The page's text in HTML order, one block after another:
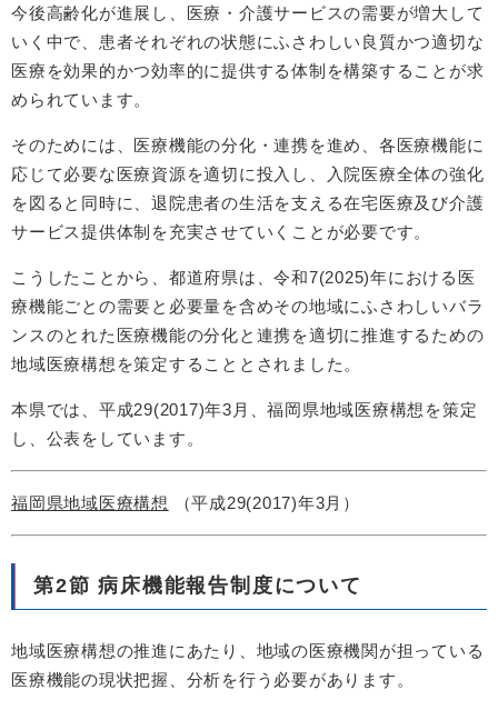
今後高齢化が進展し、医療・介護サービスの需要が増大して
いく中で、患者それぞれの状態にふさわしい良質かつ適切な
医療を効果的かつ効率的に提供する体制を構築することが求
められています。
そのためには、医療機能の分化・連携を進め、各医療機能に
応じて必要な医療資源を適切に投入し、入院医療全体の強化
を図ると同時に、退院患者の生活を支える在宅医療及び介護
サービス提供体制を充実させていくことが必要です。
こうしたことから、都道府県は、令和7(2025)年における医
療機能ごとの需要と必要量を含めその地域にふさわしいバラ
ンスのとれた医療機能の分化と連携を適切に推進するための
地域医療構想を策定することとされました。
本県では、平成29(2017)年3月、福岡県地域医療構想を策定
し、公表をしています。
福岡県地域医療構想 （平成29(2017)年3月）
第2節 病床機能報告制度について
地域医療構想の推進にあたり、地域の医療機関が担っている
医療機能の現状把握、分析を行う必要があります。